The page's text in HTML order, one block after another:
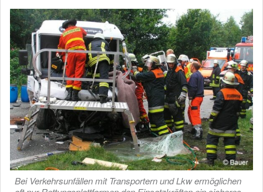
Bei Verkehrsunfällen mit Transportern und Lkw ermöglichen